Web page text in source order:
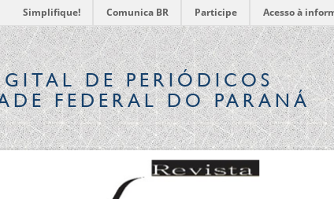
Simplifique! Comunica BR Participe Acesso à
DE PERIÓDICOS
FEDERAL DO PARANÁ